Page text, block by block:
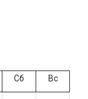
Сб Вс